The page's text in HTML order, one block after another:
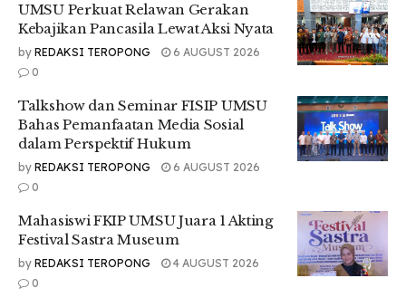
UMSU Perkuat Relawan Gerakan
Kebajikan Pancasila Lewat Aksi Nyata
by REDAKSI TEROPONG
6 AUGUST 2026
0
Talkshow dan Seminar FISIP UMSU
Bahas Pemanfaatan Media Sosial
dalam Perspektif Hukum
by REDAKSI TEROPONG
6 AUGUST 2026
0
Mahasiswi FKIP UMSU Juara 1 Akting
Festival Sastra Museum
by REDAKSI TEROPONG
4 AUGUST 2026
0